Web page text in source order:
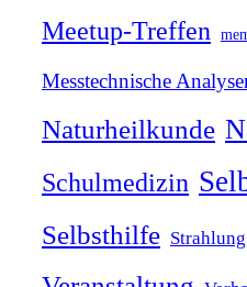
Meetup-Treffen
Messtechnische
Naturheilkunde
Schulmedizin
Selbsthilfe Strahlung